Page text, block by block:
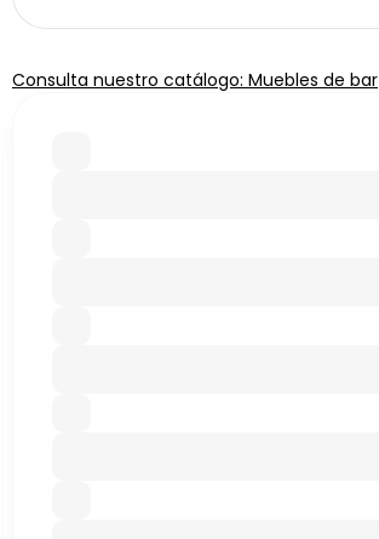
Consulta nuestro catálogo: Muebles de bar